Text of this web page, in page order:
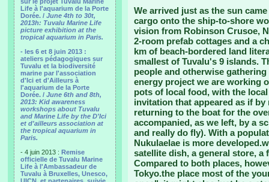
Life à l'aquarium de la Porte
Dorée. / June 4th to 30t,
2013h: Tuvalu Marine Life
picture exhibition at the
tropical aquarium in Paris.
- les 6 et 8 juin 2013 :
ateliers pédagogiques sur
Tuvalu et la biodiversité
marine par l'association
d'Ici et d'Ailleurs à
l'aquarium de la Porte
Dorée. / June 6th and 8th,
2013: Kid awareness
workshops about Tuvalu
and Marine Life by the D'Ici
et d'ailleurs association at
the tropical aquarium in
Paris.
- 4 juin 2013 : Remise
officielle de Tuvalu Marine
Life à l'Ambassadeur de
Tuvalu à Bruxelles, Unesco,
We arrived just as the sun
cargo onto the ship-to-shore
vision from Robinson Crusoe,
2-room prefab cottages and a
km of beach-bordered land
smallest of Tuvalu's 9 islands.
people and otherwise
energy project we are working
pots of local food, with the
invitation that appeared as if
returning to the boat for the
accompanied, as we left, by a
and really do fly). With a
Nukulaelae is more
satellite dish, a general store,
Compared to both places,
Tokyo.the place most of the